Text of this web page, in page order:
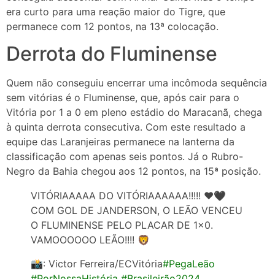
era curto para uma reação maior do Tigre, que
permanece com 12 pontos, na 13ª colocação.
Derrota do Fluminense
Quem não conseguiu encerrar uma incômoda sequência
sem vitórias é o Fluminense, que, após cair para o
Vitória por 1 a 0 em pleno estádio do Maracanã, chega
à quinta derrota consecutiva. Com este resultado a
equipe das Laranjeiras permanece na lanterna da
classificação com apenas seis pontos. Já o Rubro-
Negro da Bahia chegou aos 12 pontos, na 15ª posição.
VITÓRIAAAAA DO VITÓRIAAAAAA!!!!! ❤️🖤
COM GOL DE JANDERSON, O LEÃO VENCEU
O FLUMINENSE PELO PLACAR DE 1×0.
VAMOOOOOO LEÃO!!!! 🦁
📸: Victor Ferreira/ECVitória#PegaLeão